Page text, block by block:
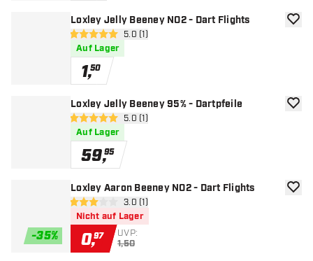
Loxley Jelly Beeney NO2 - Dart Flights
Bewertungsbereich öffnen
5 Bewertungssterne
5.0 (1)
Auf Lager
1,50
Zur
Loxley Jelly Beeney 95% - Dartpfeile
Bewertungsbereich öffnen
5 Bewertungssterne
5.0 (1)
Auf Lager
59,95
Zur
-35%
Loxley Aaron Beeney NO2 - Dart Flights
Bewertungsbereich öffnen
3 Bewertungssterne
3.0 (1)
Nicht auf Lager
0,97 UVP:
1,50
Zur